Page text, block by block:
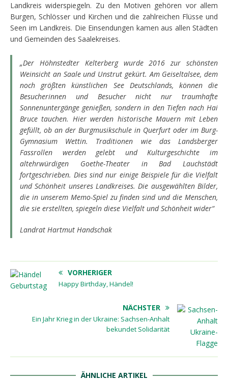
Landkreis widerspiegeln. Zu den Motiven gehören vor allem
Burgen, Schlösser und Kirchen und die zahlreichen Flüsse und
Seen im Landkreis. Die Einsendungen kamen aus allen Städten
und Gemeinden des Saalekreises.
„Der Höhnstedter Kelterberg wurde 2016 zur schönsten
Weinsicht an Saale und Unstrut gekürt. Am Geiseltalsee, dem
noch größten künstlichen See Deutschlands, können die
Besucherinnen und Besucher nicht nur traumhafte
Sonnenuntergänge genießen, sondern in den Tiefen nach Hai
Bruce tauchen. Hier werden historische Mauern mit Leben
gefüllt, ob an der Burgmusikschule in Querfurt oder im Burg-
Gymnasium Wettin. Traditionen wie das Landsberger
Fassrollen werden gelebt und Kulturgeschichte im
altehrwürdigen Goethe-Theater in Bad Lauchstädt
fortgeschrieben. Dies sind nur einige Beispiele für die Vielfalt
und Schönheit unseres Landkreises. Die ausgewählten Bilder,
die in unserem Memo-Spiel zu finden sind und die Menschen,
die sie erstellten, spiegeln diese Vielfalt und Schönheit wider“
Landrat Hartmut Handschak
VORHERIGER
Happy Birthday, Händel!
NÄCHSTER
Ein Jahr Krieg in der Ukraine: Sachsen-Anhalt
bekundet Solidarität
ÄHNLICHE ARTIKEL